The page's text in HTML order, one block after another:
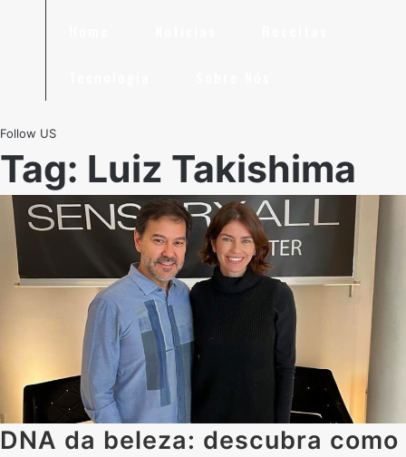
Follow US
Tag: Luiz Takishima
DNA da beleza: descubra como